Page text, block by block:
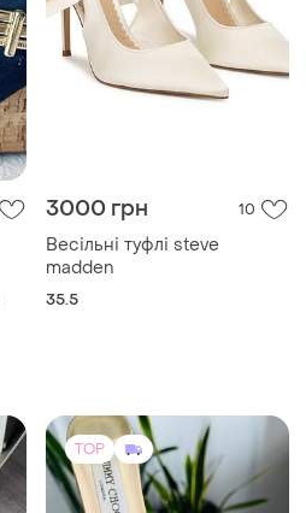
3000 грн 10
Весільні туфлі steve
madden
35.5
TOP